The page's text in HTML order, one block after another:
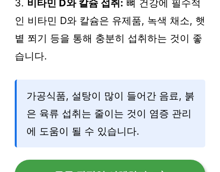
3. 비타민 D와 칼슘 섭취: 뼈 건강에 필수적
인 비타민 D와 칼슘은 유제품, 녹색 채소, 햇
볕 쬐기 등을 통해 충분히 섭취하는 것이 좋
습니다.
가공식품, 설탕이 많이 들어간 음료, 붉
은 육류 섭취는 줄이는 것이 염증 관리
에 도움이 될 수 있습니다.